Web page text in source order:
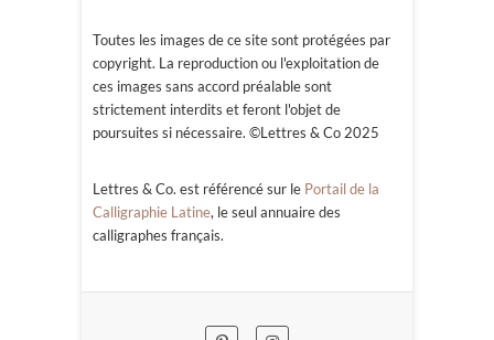
Toutes les images de ce site sont protégées par
copyright. La reproduction ou l'exploitation de
ces images sans accord préalable sont
strictement interdits et feront l'objet de
poursuites si nécessaire. ©Lettres & Co 2025
Lettres & Co. est référencé sur le Portail de la
Calligraphie Latine, le seul annuaire des
calligraphes français.